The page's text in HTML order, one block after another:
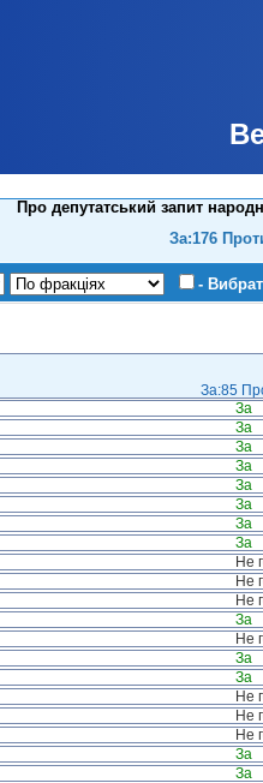
Про депутатський запит
За:176
-
За:85
За
За
За
За
За
За
За
За
Не
Не
Не
За
Не
За
За
Не
Не
Не
За
За